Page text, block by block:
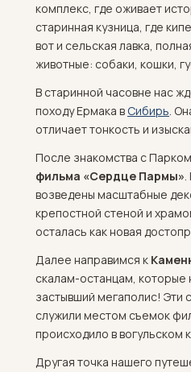
комплекс, где оживает
старинная кузница, где
вот и сельская лавка,
животные: собаки, кошки,
В старинной часовне нас
походу Ермака в Сибирь.
отличает тонкость и
После знакомства с
фильма «Сердце Пармы».
возведены масштабные
крепостной стеной и
осталась как новая
Далее направимся к
скалам-останцам, которые
застывший мегаполис! Эти
служили местом съемок
происходило в вогульском
Другая точка нашего